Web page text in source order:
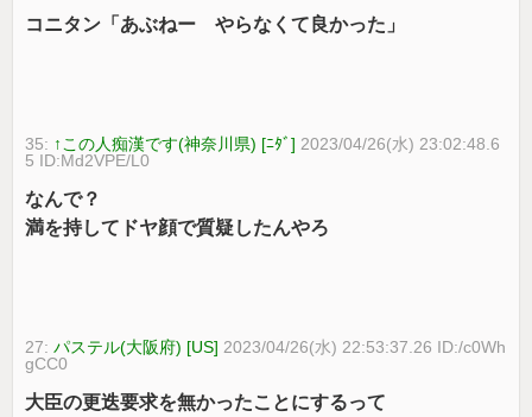
コニタン「あぶねー やらなくて良かった」
35: ↑この人痴漢です(神奈川県) [ﾆﾀﾞ] 2023/04/26(水) 23:02:48.6
5 ID:Md2VPE/L0
なんで？
満を持してドヤ顔で質疑したんやろ
27:パステル(大阪府) [US] 2023/04/26(水) 22:53:37.26 ID:/c0Wh
gCC0
大臣の更迭要求を無かったことにするって